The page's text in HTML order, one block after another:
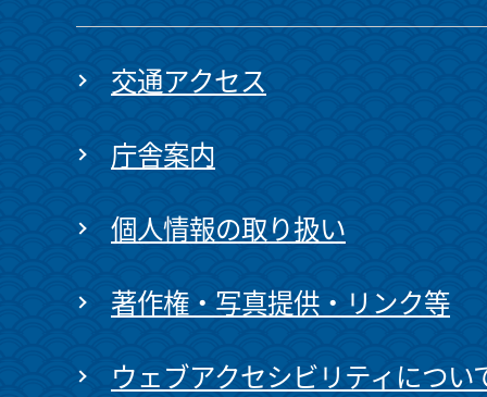
交通アクセス
庁舎案内
個人情報の取り扱い
著作権・写真提供・リンク等
ウェブアクセシビリティについ